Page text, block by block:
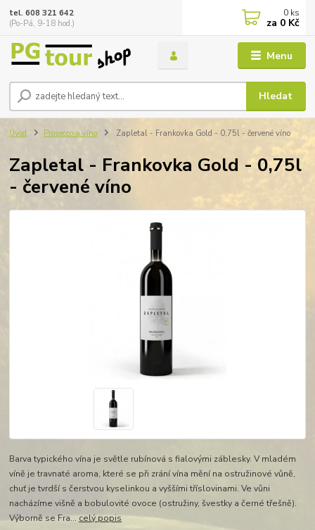
Menu
Hledat
tel. 608 321 642
(Po-Pá, 9-18 hod.)
0 ks
za 0 Kč
Úvod Prosecco a víno Zapletal - Frankovka Gold - 0,75l - červené víno
Zapletal - Frankovka Gold - 0,75l
- červené víno
Barva typického vína je světle rubínová s fialovými záblesky. V mladém
víně je travnaté aroma, které se při zrání vína mění na ostružinové vůně,
chuť je tvrdší s čerstvou kyselinkou a vyššími tříslovinami. Ve vůni
nacházíme višně a bobulovité ovoce (ostružiny, švestky a černé třešně).
Výborně se Fra...celý popis